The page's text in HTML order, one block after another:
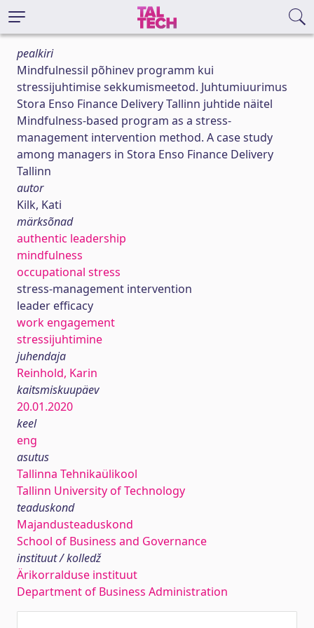
pealkiri
Mindfulnessil põhinev programm kui
stressijuhtimise sekkumismeetod. Juhtumiuurimus
Stora Enso Finance Delivery Tallinn juhtide näitel
Mindfulness-based program as a stress-
management intervention method. A case study
among managers in Stora Enso Finance Delivery
Tallinn
autor
Kilk, Kati
märksõnad
authentic leadership
mindfulness
occupational stress
stress-management intervention
leader efficacy
work engagement
stressijuhtimine
juhendaja
Reinhold, Karin
kaitsmiskuupäev
20.01.2020
keel
eng
asutus
Tallinna Tehnikaülikool
Tallinn University of Technology
teaduskond
Majandusteaduskond
School of Business and Governance
instituut / kolledž
Ärikorralduse instituut
Department of Business Administration